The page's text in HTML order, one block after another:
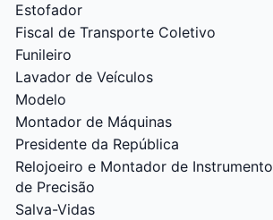
Estofador
Fiscal de Transporte Coletivo
Funileiro
Lavador de Veículos
Modelo
Montador de Máquinas
Presidente da República
Relojoeiro e Montador de Instrumento
de Precisão
Salva-Vidas